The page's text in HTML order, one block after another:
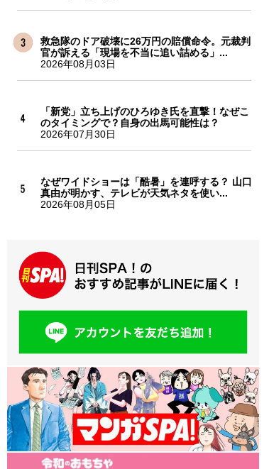
救急隊のドア破壊に26万円の賠償命令。元裁判
官が訴える「現場を不当に追い詰める」...
2026年08月03日
「新党」立ち上げのひろゆき氏を直撃！なぜこ
のタイミングで？自身の出馬可能性は？
2026年07月30日
なぜワイドショーは「酷暑」を連呼する？ 山口
真由が明かす、テレビが天気ネタを使い...
2026年08月05日